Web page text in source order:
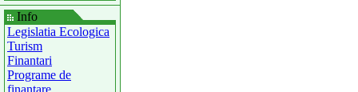
Info
Legislatia Ecologica
Turism
Finantari
Programe de
finantare